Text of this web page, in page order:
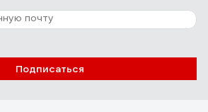
Подписаться